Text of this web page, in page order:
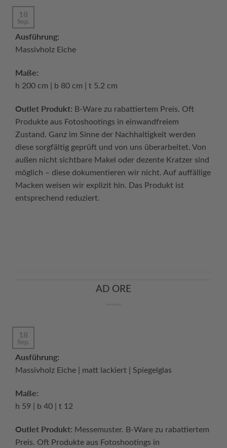
18
Sep.
Ausführung:
Massivholz Eiche
Maße:
h 200 cm | b 80 cm | t 5.2 cm
Outlet Produkt: B-Ware zu rabattiertem Preis. Oft
Produkte aus Fotoshootings in einwandfreiem
Zustand. Ganz im Sinne der Nachhaltigkeit werden
diese sorgfältig geprüft und von uns überarbeitet. Von
außen nicht sichtbare Makel oder dezente Kratzer sind
möglich – diese dokumentieren wir nicht. Auf auffällige
Macken weisen wir explizit hin. Das Produkt ist
entsprechend reduziert.
AD ORE
18
Sep.
Ausführung:
Massivholz Eiche | matt lackiert | Spiegelglas
Maße:
h 59 | b 40 | t 12
Outlet Produkt: Messemuster. B-Ware zu rabattiertem
Preis. Oft Produkte aus Fotoshootings in